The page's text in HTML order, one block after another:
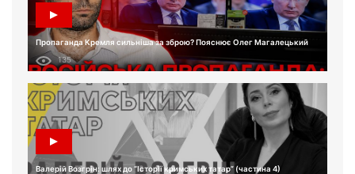
Пропаганда Кремля сильніша за зброю? Пояснює Олег Магалецький
135
Валерій Возгрін: шлях до “Історії кримських татар” (частина 4)